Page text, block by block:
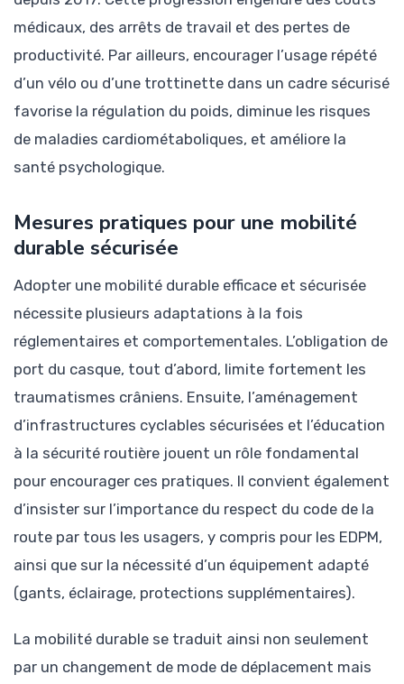
médicaux, des arrêts de travail et des pertes de
productivité. Par ailleurs, encourager l’usage répété
d’un vélo ou d’une trottinette dans un cadre sécurisé
favorise la régulation du poids, diminue les risques
de maladies cardiométaboliques, et améliore la
santé psychologique.
Mesures pratiques pour une mobilité
durable sécurisée
Adopter une mobilité durable efficace et sécurisée
nécessite plusieurs adaptations à la fois
réglementaires et comportementales. L’obligation de
port du casque, tout d’abord, limite fortement les
traumatismes crâniens. Ensuite, l’aménagement
d’infrastructures cyclables sécurisées et l’éducation
à la sécurité routière jouent un rôle fondamental
pour encourager ces pratiques. Il convient également
d’insister sur l’importance du respect du code de la
route par tous les usagers, y compris pour les EDPM,
ainsi que sur la nécessité d’un équipement adapté
(gants, éclairage, protections supplémentaires).
La mobilité durable se traduit ainsi non seulement
par un changement de mode de déplacement mais